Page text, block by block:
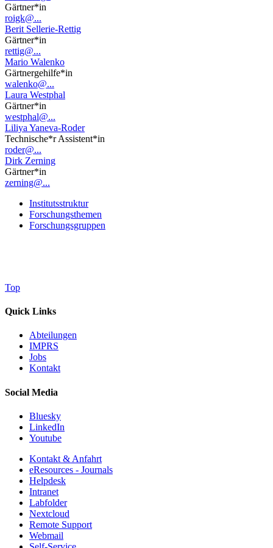
Gärtner*in
roigk@...
Berit Sellerie-Rettig
Gärtner*in
rettig@...
Mario Walenko
Gärtnergehilfe*in
walenko@...
Laura Westphal
Gärtner*in
westphal@...
Liliya Yaneva-Roder
Technische*r Assistent*in
roder@...
Dirk Zerning
Gärtner*in
zerning@...
Institutsstruktur
Forschungsthemen
Forschungsgruppen
Top
Quick Links
Abteilungen
IMPRS
Jobs
Kontakt
Social Media
Bluesky
LinkedIn
Youtube
Kontakt & Anfahrt
eResources - Journals
Helpdesk
Intranet
Labfolder
Nextcloud
Remote Support
Webmail